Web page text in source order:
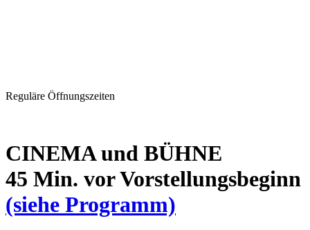
Reguläre Öffnungszeiten
CINEMA und BÜHNE
45 Min. vor Vorstellungsbeginn
(siehe Programm)